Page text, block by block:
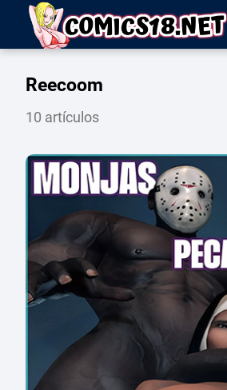
Reecoom
10 artículos